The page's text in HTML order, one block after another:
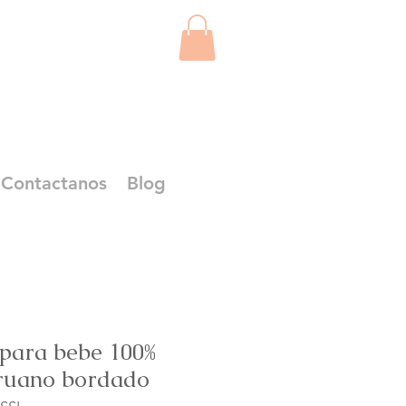
Contactanos Blog
bebe 100%
bordado